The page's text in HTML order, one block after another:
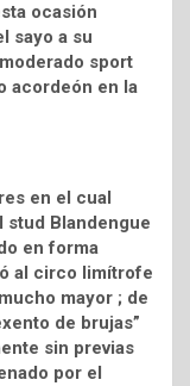
ocasión
sayo a su
sport
acordeón en la
en el cual
Blandengue
en forma
al circo limítrofe
mayor ; de
de brujas”
sin previas
por el